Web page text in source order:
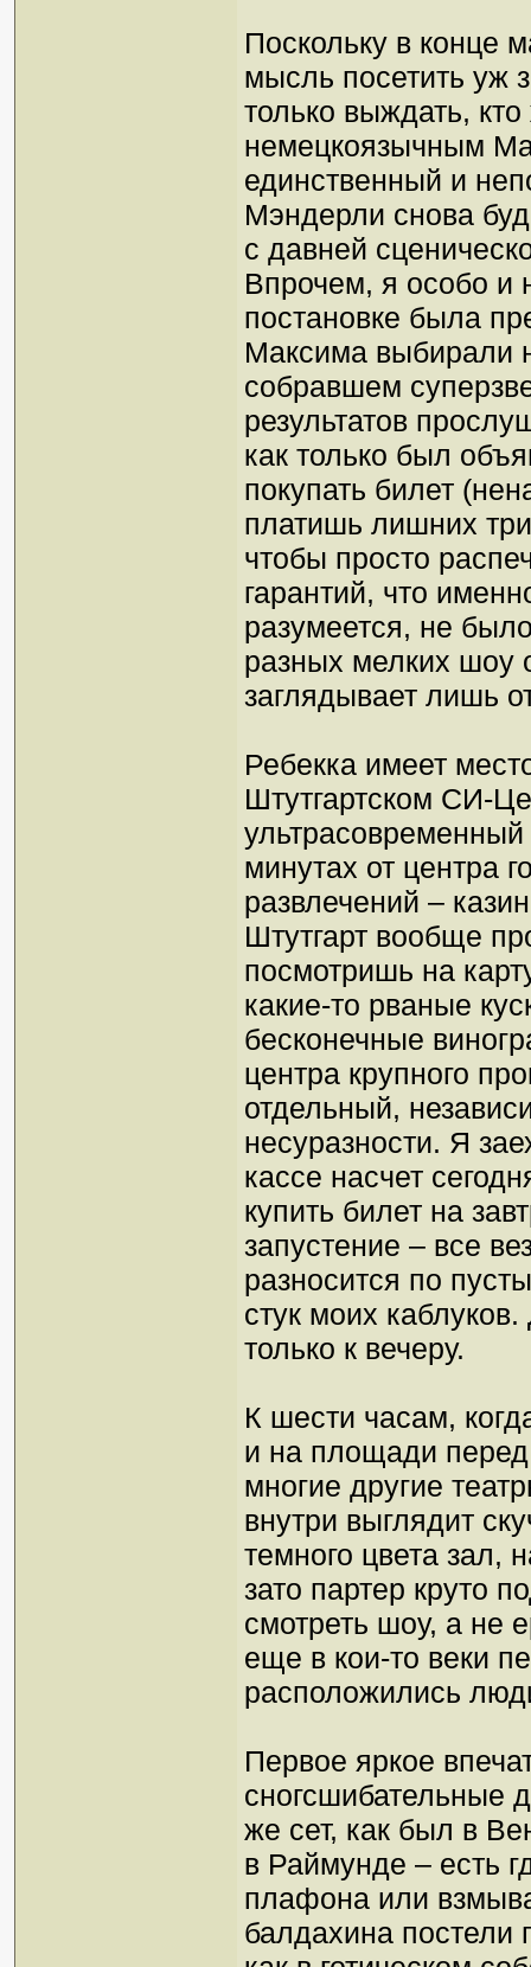
Поскольку в конце
мысль посетить уж
только выждать,
немецкоязычным
единственный и
Мэндерли снова
с давней
Впрочем, я особо и
постановке была
Максима выбирали
собравшем
результатов
как только был
покупать билет
платишь лишних
чтобы просто
гарантий, что
разумеется, не
разных мелких шоу
заглядывает лишь
Ребекка имеет
Штутгартском СИ-
минутах от центра
развлечений –
Штутгарт вообще
посмотришь на
какие-то рваные
бесконечные
центра крупного
отдельный,
несуразности. Я
кассе насчет
купить билет на
запустение – все
разносится по
стук моих
только к вечеру.
К шести часам,
и на площади перед
многие другие
внутри выглядит
темного цвета зал,
зато партер круто
смотреть шоу, а не
еще в кои-то веки
расположились
Первое яркое
сногсшибательные
же сет, как был в
в Раймунде – есть
плафона или
балдахина постели